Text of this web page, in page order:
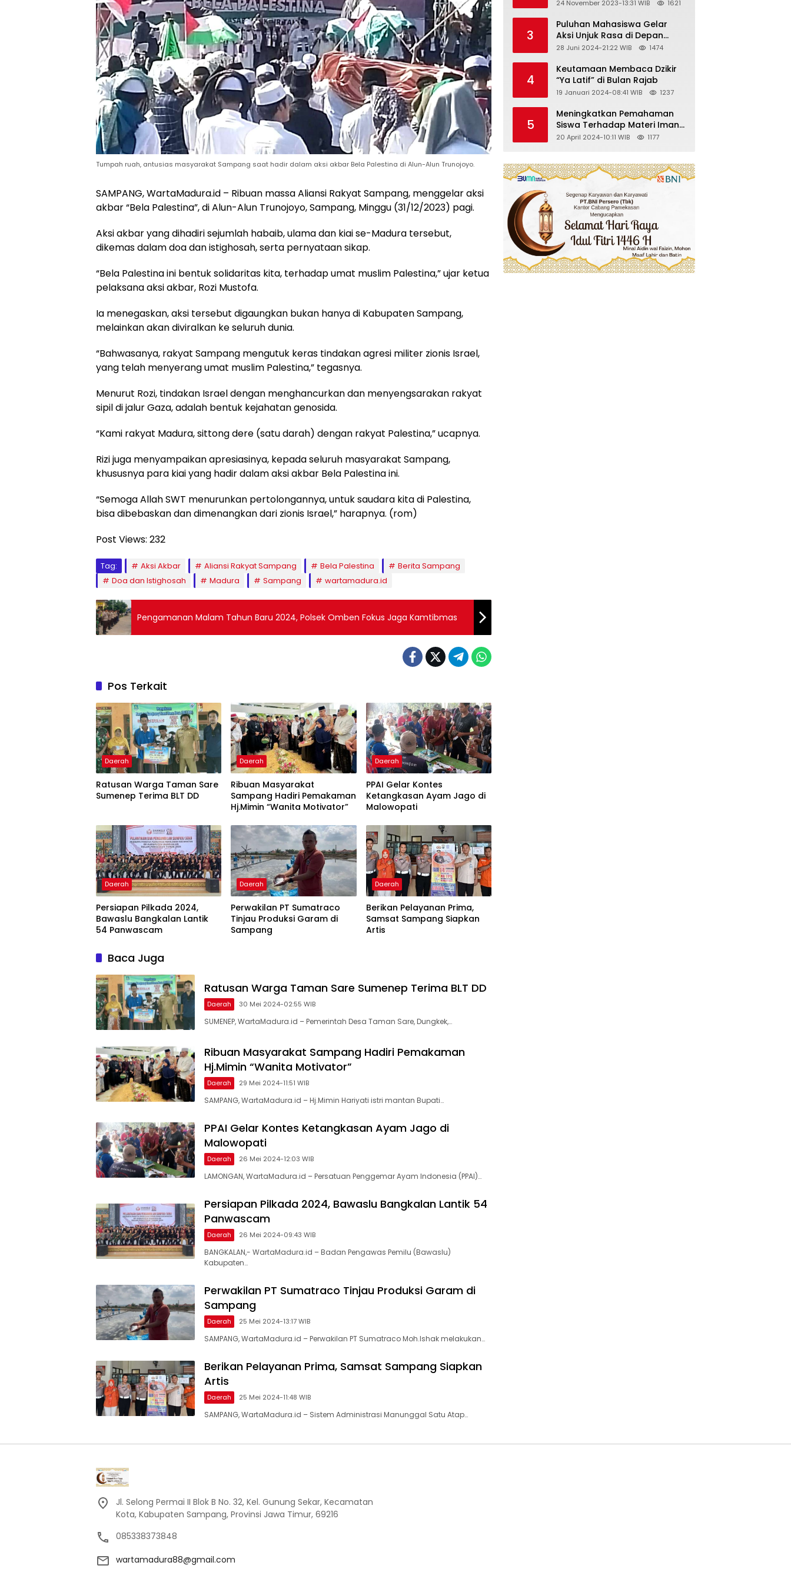
Tumpah ruah, antusias masyarakat Sampang saat hadir dalam aksi akbar Bela Palestina di Alun-Alun Trunojoyo.
SAMPANG, WartaMadura.id – Ribuan massa Aliansi Rakyat Sampang, menggelar aksi
akbar “Bela Palestina”, di Alun-Alun Trunojoyo, Sampang, Minggu (31/12/2023) pagi.
Aksi akbar yang dihadiri sejumlah habaib, ulama dan kiai se-Madura tersebut,
dikemas dalam doa dan istighosah, serta pernyataan sikap.
“Bela Palestina ini bentuk solidaritas kita, terhadap umat muslim Palestina,” ujar ketua
pelaksana aksi akbar, Rozi Mustofa.
Ia menegaskan, aksi tersebut digaungkan bukan hanya di Kabupaten Sampang,
melainkan akan diviralkan ke seluruh dunia.
“Bahwasanya, rakyat Sampang mengutuk keras tindakan agresi militer zionis Israel,
yang telah menyerang umat muslim Palestina,” tegasnya.
Menurut Rozi, tindakan Israel dengan menghancurkan dan menyengsarakan rakyat
sipil di jalur Gaza, adalah bentuk kejahatan genosida.
“Kami rakyat Madura, sittong dere (satu darah) dengan rakyat Palestina,” ucapnya.
Rizi juga menyampaikan apresiasinya, kepada seluruh masyarakat Sampang,
khususnya para kiai yang hadir dalam aksi akbar Bela Palestina ini.
“Semoga Allah SWT menurunkan pertolongannya, untuk saudara kita di Palestina,
bisa dibebaskan dan dimenangkan dari zionis Israel,” harapnya. (rom)
Post Views: 232
Tag: Aksi Akbar Aliansi Rakyat Sampang Bela Palestina
Berita Sampang
Doa dan Istighosah
Madura Sampang wartamadura.id
Pengamanan Malam Tahun Baru 2024, Polsek Omben Fokus Jaga Kamtibmas
Pos Terkait
Daerah
Ratusan Warga Taman Sare
Sumenep Terima BLT DD
Daerah
Ribuan Masyarakat
Sampang Hadiri Pemakaman
Hj.Mimin “Wanita Motivator”
Daerah
PPAI Gelar Kontes
Ketangkasan Ayam Jago di
Malowopati
Daerah
Persiapan Pilkada 2024,
Bawaslu Bangkalan Lantik
54 Panwascam
Daerah
Perwakilan PT Sumatraco
Tinjau Produksi Garam di
Sampang
Daerah
Berikan Pelayanan Prima,
Samsat Sampang Siapkan
Artis
Baca Juga
Ratusan Warga Taman Sare Sumenep Terima BLT DD
Daerah 30 Mei 2024-02:55 WIB
SUMENEP, WartaMadura.id – Pemerintah Desa Taman Sare, Dungkek,…
Ribuan Masyarakat Sampang Hadiri Pemakaman
Hj.Mimin “Wanita Motivator”
Daerah 29 Mei 2024-11:51 WIB
SAMPANG, WartaMadura.id – Hj.Mimin Hariyati istri mantan Bupati…
PPAI Gelar Kontes Ketangkasan Ayam Jago di
Malowopati
Daerah 26 Mei 2024-12:03 WIB
LAMONGAN, WartaMadura.id – Persatuan Penggemar Ayam Indonesia (PPAI)…
Persiapan Pilkada 2024, Bawaslu Bangkalan Lantik 54
Panwascam
Daerah 26 Mei 2024-09:43 WIB
BANGKALAN,- WartaMadura.id – Badan Pengawas Pemilu (Bawaslu)
Kabupaten…
Perwakilan PT Sumatraco Tinjau Produksi Garam di
Sampang
Daerah 25 Mei 2024-13:17 WIB
SAMPANG, WartaMadura.id – Perwakilan PT Sumatraco Moh.Ishak melakukan…
Berikan Pelayanan Prima, Samsat Sampang Siapkan
Artis
Daerah 25 Mei 2024-11:48 WIB
SAMPANG, WartaMadura.id – Sistem Administrasi Manunggal Satu Atap…
Kelas VII SMP Islam Faidlon
24 November 2023-13:31 WIB 1621
3
Puluhan Mahasiswa Gelar
Aksi Unjuk Rasa di Depan
Gedung KPK
28 Juni 2024-21:22 WIB 1474
4
Keutamaan Membaca Dzikir
“Ya Latif” di Bulan Rajab
19 Januari 2024-08:41 WIB 1237
5
Meningkatkan Pemahaman
Siswa Terhadap Materi Iman
Kepada Malaikat Allah
Kelas VIII SMP Islam Faidlon
Nujum Sampang
20 April 2024-10:11 WIB 1177
Jl. Selong Permai II Blok B No. 32, Kel. Gunung Sekar, Kecamatan
Kota, Kabupaten Sampang, Provinsi Jawa Timur, 69216
085338373848
wartamadura88@gmail.com